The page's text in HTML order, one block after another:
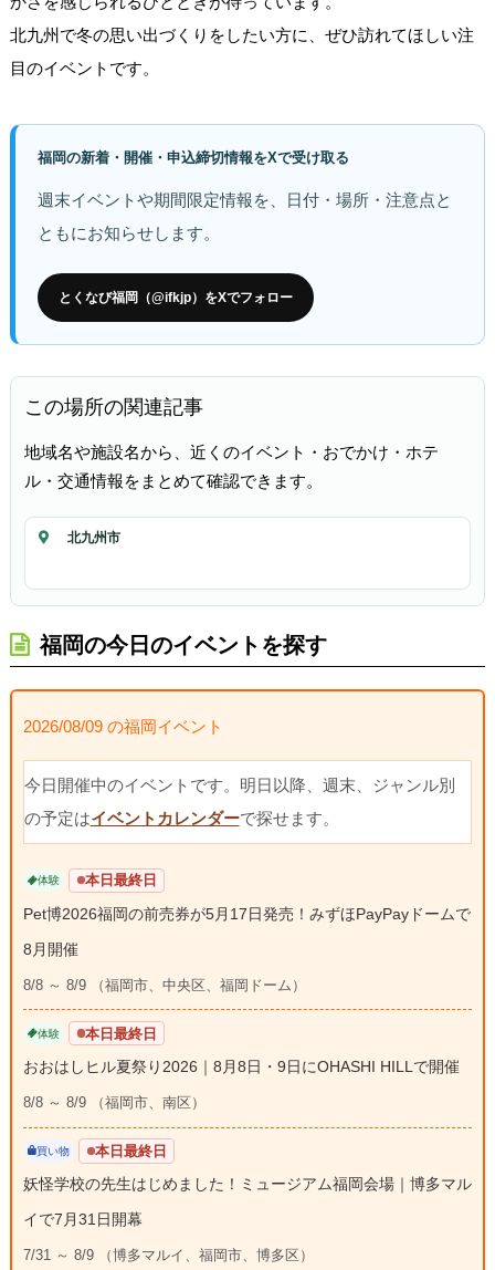
北九州で冬の思い出づくりをしたい方に、ぜひ訪れてほしい注
目のイベントです。
福岡の新着・開催・申込締切情報をXで受け取る
週末イベントや期間限定情報を、日付・場所・注意点と
ともにお知らせします。
とくなび福岡（@ifkjp）をXでフォロー
この場所の関連記事
地域名や施設名から、近くのイベント・おでかけ・ホテ
ル・交通情報をまとめて確認できます。
北九州市
福岡の今日のイベントを探す
2026/08/09 の福岡イベント
今日開催中のイベントです。明日以降、週末、ジャンル別
の予定はイベントカレンダーで探せます。
体験 本日最終日
Pet博2026福岡の前売券が5月17日発売！みずほPayPayドームで
8月開催
8/8 ～ 8/9 （福岡市、中央区、福岡ドーム）
体験 本日最終日
おおはしヒル夏祭り2026｜8月8日・9日にOHASHI HILLで開催
8/8 ～ 8/9 （福岡市、南区）
買い物 本日最終日
妖怪学校の先生はじめました！ミュージアム福岡会場｜博多マル
イで7月31日開幕
7/31 ～ 8/9 （博多マルイ、福岡市、博多区）